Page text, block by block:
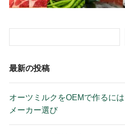
最新の投稿
オーツミルクをOEMで作るに
メーカー選び